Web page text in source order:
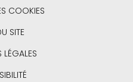
COOKIES
SITE
LÉGALES